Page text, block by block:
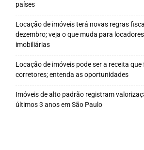
países
Locação de imóveis terá novas regras
dezembro; veja o que muda para
imobiliárias
Locação de imóveis pode ser a receita
corretores; entenda as oportunidades
Imóveis de alto padrão registram
últimos 3 anos em São Paulo